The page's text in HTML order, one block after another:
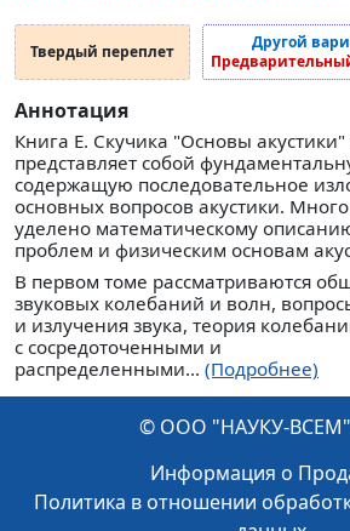
Твердый переплет
Другой
Аннотация
Книга Е. Скучика "Основы акустики"
представляет собой
содержащую последовательное
основных вопросов акустики.
уделено математическому
проблем и физическим основам
В первом томе рассматриваются
звуковых колебаний и волн,
и излучения звука, теория
с сосредоточенными и
распределенными... (Подробнее)
© ООО "НАУКУ-ВСЕМ"
Информация о
Политика в отношении